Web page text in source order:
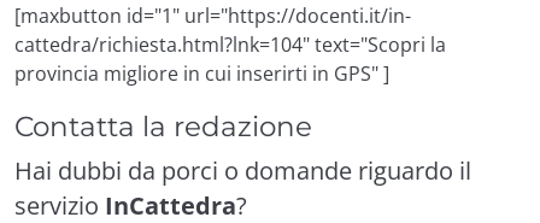
[maxbutton id="1" url="https://docenti.it/in-
cattedra/richiesta.html?lnk=104" text="Scopri la
provincia migliore in cui inserirti in GPS" ]
Contatta la redazione
Hai dubbi da porci o domande riguardo il
servizio InCattedra?